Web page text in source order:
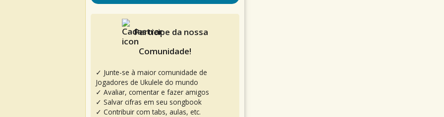
Participe da nossa
Comunidade!
✓ Junte-se à maior comunidade de
Jogadores de Ukulele do mundo
✓ Avaliar, comentar e fazer amigos
✓ Salvar cifras em seu songbook
✓ Contribuir com tabs, aulas, etc.